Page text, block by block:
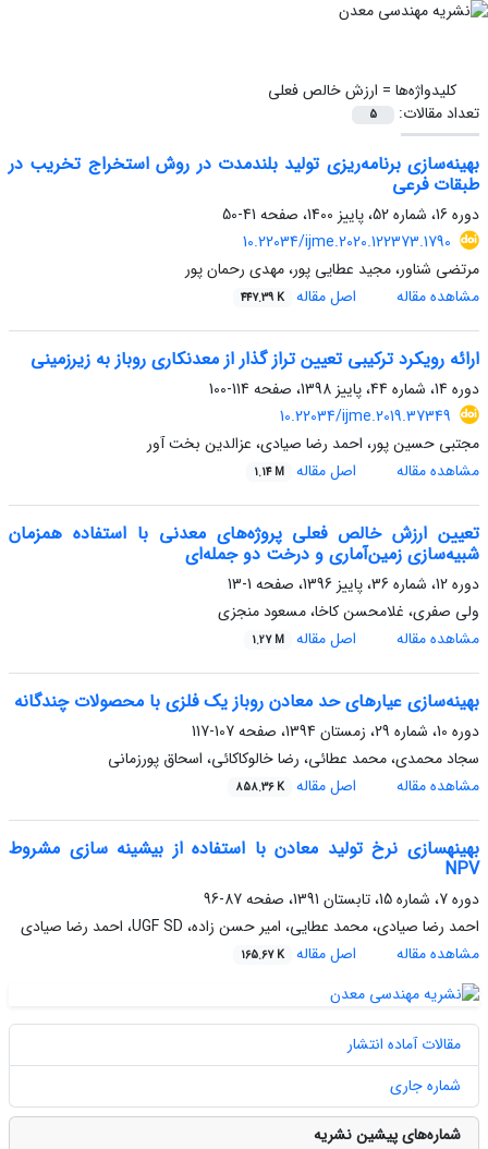
کلیدواژه‌ها = ارزش خالص فعلی
تعداد مقالات:
5
بهینه‌سازی برنامه‌ریزی تولید بلندمدت در روش استخراج تخریب در
طبقات فرعی
دوره 16، شماره 52، پاییز 1400، صفحه
41-50
10.22034/ijme.2020.122373.1790
مرتضی شناور، مجید عطایی پور، مهدی رحمان پور
مشاهده مقاله
اصل مقاله 447.39 K
ارائه رویکرد ترکیبی تعیین تراز گذار از معدنکاری روباز به زیرزمینی
دوره 14، شماره 44، پاییز 1398، صفحه
114-100
10.22034/ijme.2019.37349
مجتبی حسین پور، احمد رضا صیادی، عزالدین بخت آور
مشاهده مقاله
اصل مقاله 1.14 M
تعیین ارزش خالص فعلی پروژه‌های معدنی با استفاده‌ همزمان
شبیه‌سازی زمین‌آماری و درخت دو جمله‌ای
دوره 12، شماره 36، پاییز 1396، صفحه
1-13
ولی صفری، غلامحسن کاخا، مسعود منجزی
مشاهده مقاله
اصل مقاله 1.27 M
بهینه‌سازی عیارهای حد معادن روباز یک فلزی با محصولات چندگانه
دوره 10، شماره 29، زمستان 1394، صفحه
107-117
سجاد محمدی، محمد عطائی، رضا خالوکاکائی، اسحاق پورزمانی
مشاهده مقاله
اصل مقاله 858.36 K
بهینه‏سازی نرخ تولید معادن با استفاده از بیشینه سازی مشروط
NPV
دوره 7، شماره 15، تابستان 1391، صفحه
87-96
احمد رضا صیادی، محمد عطایی، امیر حسن زاده، UGF SD، احمد رضا صیادی
مشاهده مقاله
اصل مقاله 165.67 K
مقالات آماده انتشار
شماره جاری
شماره‌های پیشین نشریه